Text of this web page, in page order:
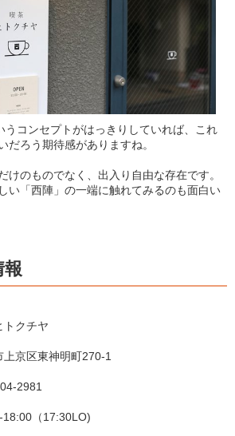
うコンセプトがはっきりしていれば、これ
だろう期待感がありますね。
けのものでなく、出入り自由な存在です。
い「西陣」の一端に触れてみるのも面白い
クチヤ
東神明町270-1
2981
（17:30LO)